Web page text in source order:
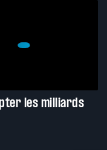
les milliards